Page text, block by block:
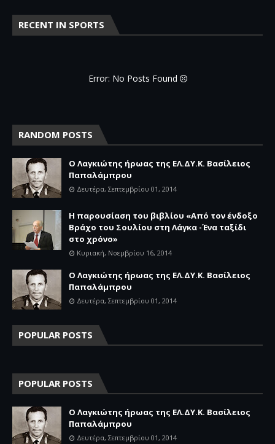
RECENT IN SPORTS
Error: No Posts Found
RANDOM POSTS
Ο Λαγκιώτης ήρωας της ΕΛ.ΔΥ.Κ. Βασίλειος
Παπαλάμπρου
Δευτέρα, Σεπτεμβρίου 01, 2014
Η παρουσίαση του βιβλίου «Από τον ένδοξο
Βράχο του Σουλίου στη Λάγκα -Ένα ταξίδι
στο χρόνο»
Κυριακή, Νοεμβρίου 16, 2014
Ο Λαγκιώτης ήρωας της ΕΛ.ΔΥ.Κ. Βασίλειος
Παπαλάμπρου
Δευτέρα, Σεπτεμβρίου 01, 2014
POPULAR POSTS
POPULAR POSTS
Ο Λαγκιώτης ήρωας της ΕΛ.ΔΥ.Κ. Βασίλειος
Παπαλάμπρου
Δευτέρα, Σεπτεμβρίου 01, 2014